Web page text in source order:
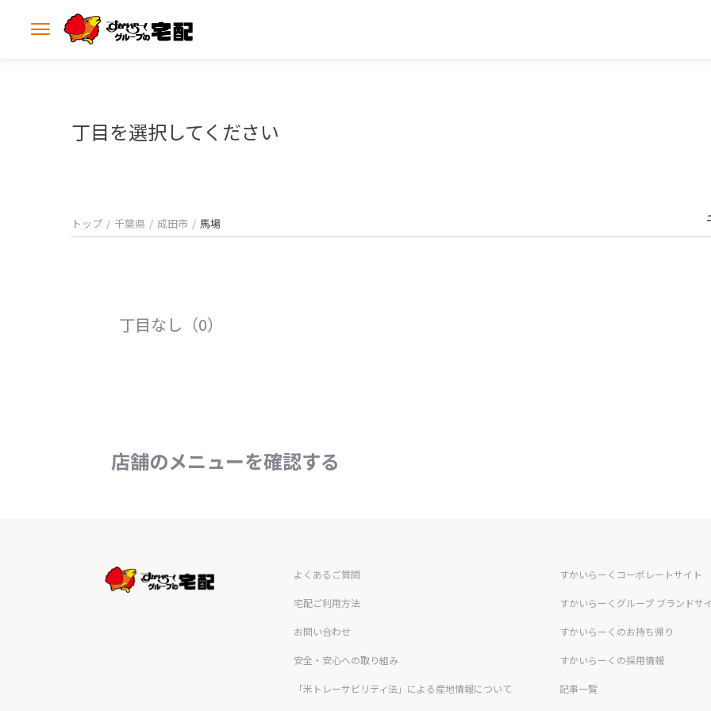
メ
丁目を選択してください
トップ 千葉県 成田市 馬場
丁目なし（0）
店舗のメニューを確認する
よくあるご質問
宅配ご利用方法
お問い合わせ
安全・安心への取り組み
「米トレーサビリティ法」による産地情報について
すかいらーくコーポレートサイト
すかいらーくグループ ブランドサ
すかいらーくのお持ち帰り
すかいらーくの採用情報
記事一覧